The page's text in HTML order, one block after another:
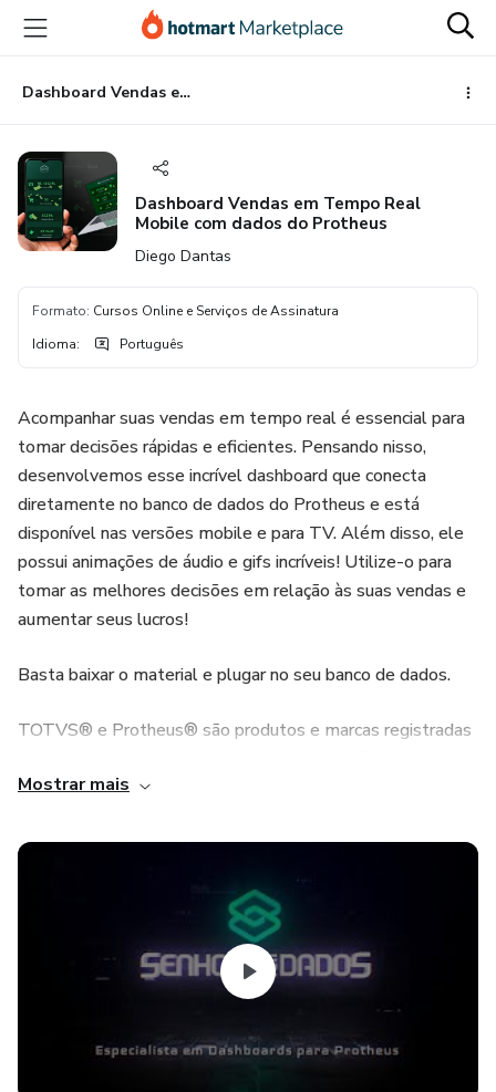
para
conteúdo
principal
para
pagamento
para
rodapé
Dashboard Vendas em Tempo Real Mobile com dados do Protheus
Dashboard Vendas em Tempo Real
Mobile com dados do Protheus
Diego Dantas
Formato: Cursos Online e Serviços de Assinatura
Idioma: Português
Acompanhar suas vendas em tempo real é essencial para
tomar decisões rápidas e eficientes. Pensando nisso,
desenvolvemos esse incrível dashboard que conecta
diretamente no banco de dados do Protheus e está
disponível nas versões mobile e para TV. Além disso, ele
possui animações de áudio e gifs incríveis! Utilize-o para
tomar as melhores decisões em relação às suas vendas e
aumentar seus lucros!
Basta baixar o material e plugar no seu banco de dados.
TOTVS® e Protheus® são produtos e marcas registradas
dos direitos legais do ERP Protheus®. O SENHOR DOS
vínculo direto ou indireto com a TOTVS®, qualquer uma de
suas franquias ou qualquer um de seus representantes e
Mostrar mais